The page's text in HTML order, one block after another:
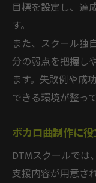
目標を設定し、達
す。
また、スクール独
分の弱点を把握し
ます。失敗例や成
できる環境が整っ
ボカロ曲制作に
DTMスクールでは
支援内容が用意さ